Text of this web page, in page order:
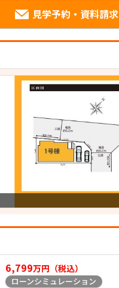
見学予約・資料請求
6,799万円（税込）
ローンシミュレーション